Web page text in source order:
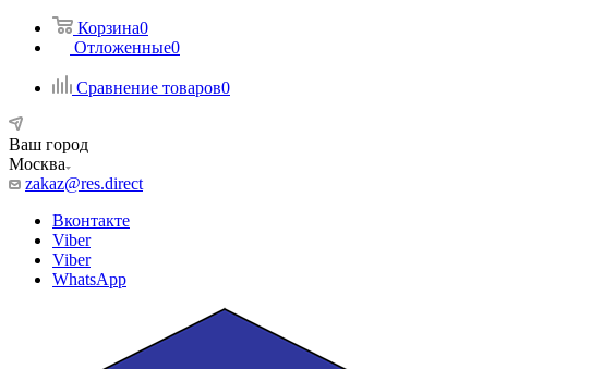
Корзина0
Отложенные0
Сравнение товаров0
Ваш город
Москва
zakaz@res.direct
Вконтакте
Viber
Viber
WhatsApp